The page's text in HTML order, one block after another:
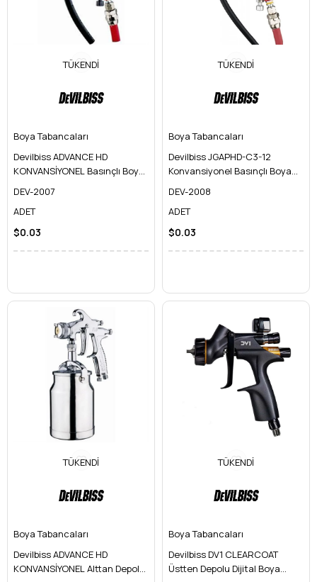
TÜKENDI
Boya Tabancaları
Devilbiss ADVANCE HD
KONVANSİYONEL Basınçlı Boya
DEV-2007
ADET
$0.03
TÜKENDI
Boya Tabancaları
Devilbiss JGAPHD-C3-12
Konvansiyonel Basınçlı Boya
DEV-2008
ADET
$0.03
TÜKENDI
Boya Tabancaları
Devilbiss ADVANCE HD
KONVANSİYONEL Alttan Depolu
TÜKENDI
Boya Tabancaları
Devilbiss DV1 CLEARCOAT
Üstten Depolu Dijital Boya